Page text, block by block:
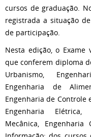
cursos de graduação.
registrada a situação
de participação.
Nesta edição, o
que conferem diploma
Urbanismo,
Engenharia de
Engenharia de Controle
Engenharia Elétrica,
Mecânica,